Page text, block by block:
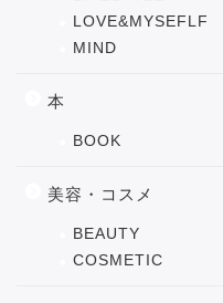
LOVE&MYSEFLF
MIND
本
BOOK
美容・コスメ
BEAUTY
COSMETIC